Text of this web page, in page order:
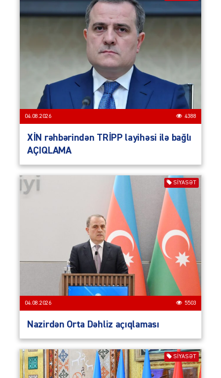
04.08.2026 4388
XİN rəhbərindən TRİPP layihəsi ilə bağlı
AÇIQLAMA
SIYASƏT
04.08.2026 5503
Nazirdən Orta Dəhliz açıqlaması
SIYASƏT